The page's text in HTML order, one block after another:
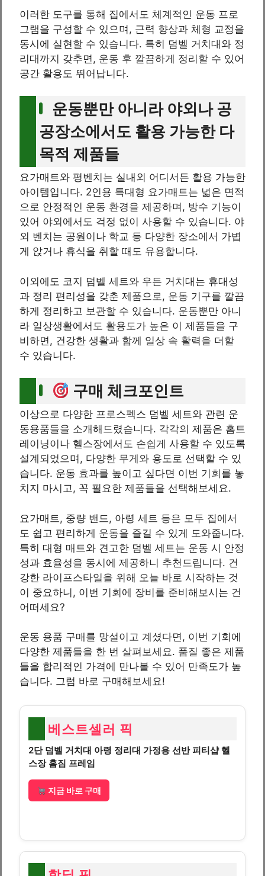
이러한 도구를 통해 집에서도 체계적인 운동 프로
그램을 구성할 수 있으며, 근력 향상과 체형 교정을
동시에 실현할 수 있습니다. 특히 덤벨 거치대와 정
리대까지 갖추면, 운동 후 깔끔하게 정리할 수 있어
공간 활용도 뛰어납니다.
운동뿐만 아니라 야외나 공
공장소에서도 활용 가능한 다
목적 제품들
요가매트와 평벤치는 실내외 어디서든 활용 가능한
아이템입니다. 2인용 특대형 요가매트는 넓은 면적
으로 안정적인 운동 환경을 제공하며, 방수 기능이
있어 야외에서도 걱정 없이 사용할 수 있습니다. 야
외 벤치는 공원이나 학교 등 다양한 장소에서 가볍
게 앉거나 휴식을 취할 때도 유용합니다.
이외에도 코지 덤벨 세트와 우든 거치대는 휴대성
과 정리 편리성을 갖춘 제품으로, 운동 기구를 깔끔
하게 정리하고 보관할 수 있습니다. 운동뿐만 아니
라 일상생활에서도 활용도가 높은 이 제품들을 구
비하면, 건강한 생활과 함께 일상 속 활력을 더할
수 있습니다.
구매 체크포인트
이상으로 다양한 프로스펙스 덤벨 세트와 관련 운
동용품들을 소개해드렸습니다. 각각의 제품은 홈트
레이닝이나 헬스장에서도 손쉽게 사용할 수 있도록
설계되었으며, 다양한 무게와 용도로 선택할 수 있
습니다. 운동 효과를 높이고 싶다면 이번 기회를 놓
치지 마시고, 꼭 필요한 제품들을 선택해보세요.
요가매트, 중량 밴드, 아령 세트 등은 모두 집에서
도 쉽고 편리하게 운동을 즐길 수 있게 도와줍니다.
특히 대형 매트와 견고한 덤벨 세트는 운동 시 안정
성과 효율성을 동시에 제공하니 추천드립니다. 건
강한 라이프스타일을 위해 오늘 바로 시작하는 것
이 중요하니, 이번 기회에 장비를 준비해보시는 건
어떠세요?
운동 용품 구매를 망설이고 계셨다면, 이번 기회에
다양한 제품들을 한 번 살펴보세요. 품질 좋은 제품
들을 합리적인 가격에 만나볼 수 있어 만족도가 높
습니다. 그럼 바로 구매해보세요!
베스트셀러 픽
2단 덤벨 거치대 아령 정리대 가정용 선반 피티샵 헬
스장 홈짐 프레임
지금 바로 구매